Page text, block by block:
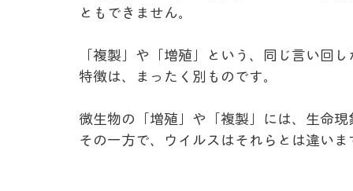
ともできません。
「複製」や「増殖」という、同じ言い回
特徴は、まったく別ものです。
微生物の「増殖」や「複製」には、生命
その一方で、ウイルスはそれらとは違いま